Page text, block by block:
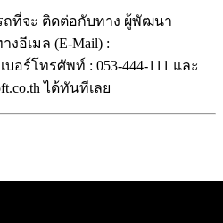
ที่จะ ติดต่อกับทาง ผู้พัฒนา
อีเมล (E-Mail) :
บอร์โทรศัพท์ : 053-444-111 และ
ได้ทันทีเลย